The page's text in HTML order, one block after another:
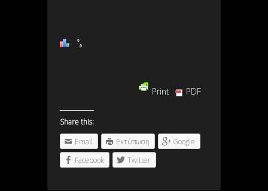
Print PDF
Share this:
Email
Εκτύπωση
Google
Facebook
Twitter